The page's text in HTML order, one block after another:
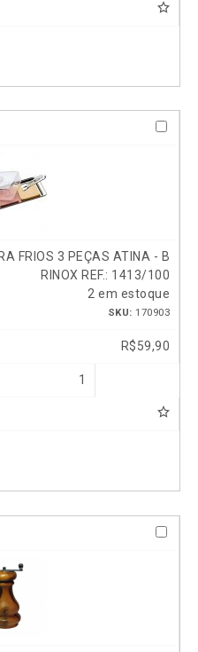
FRIOS 3 PEÇAS ATINA - B
RINOX REF.: 1413/100
2 em estoque
SKU: 170903
R$59,90
1